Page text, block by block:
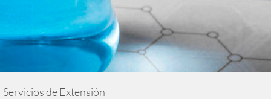
Servicios de Extensión